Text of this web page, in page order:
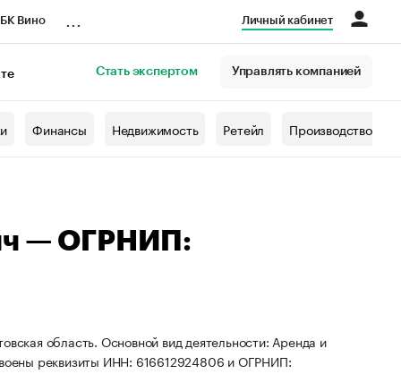
Вино Личный кабинет
Стать экспертом Управлять компанией
Финансы Недвижимость Ретейл Производство
— ОГРНИП:
область. Основной вид деятельности: Аренда и
реквизиты ИНН: 616612924806 и ОГРНИП: